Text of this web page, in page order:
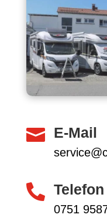
 E-Mail
 Telefon
0751